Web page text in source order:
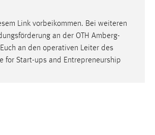
Link vorbeikommen. Bei weiteren
an der OTH Amberg-
an den operativen Leiter des
for Start-ups and Entrepreneurship